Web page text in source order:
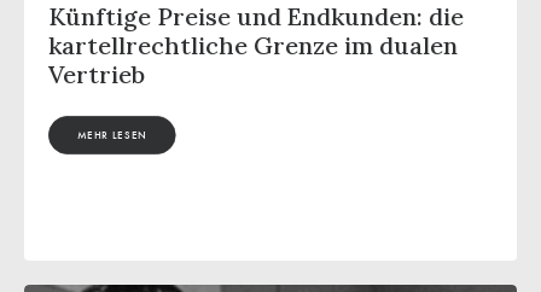
Künftige Preise und Endkunden: die
kartellrechtliche Grenze im dualen
Vertrieb
MEHR LESEN